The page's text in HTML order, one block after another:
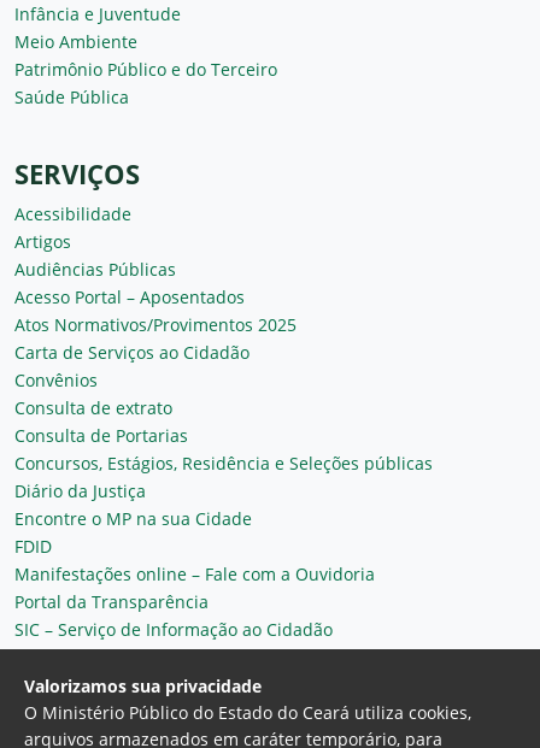
Infância e Juventude
Meio Ambiente
Patrimônio Público e do Terceiro
Saúde Pública
SERVIÇOS
Acessibilidade
Artigos
Audiências Públicas
Acesso Portal – Aposentados
Atos Normativos/Provimentos 2025
Carta de Serviços ao Cidadão
Convênios
Consulta de extrato
Consulta de Portarias
Concursos, Estágios, Residência e Seleções públicas
Diário da Justiça
Encontre o MP na sua Cidade
FDID
Manifestações online – Fale com a Ouvidoria
Portal da Transparência
SIC – Serviço de Informação ao Cidadão
Plantão MP do Ceará
Secretaria Geral
Valorizamos sua privacidade
O Ministério Público do Estado do Ceará utiliza cookies,
arquivos armazenados em caráter temporário, para